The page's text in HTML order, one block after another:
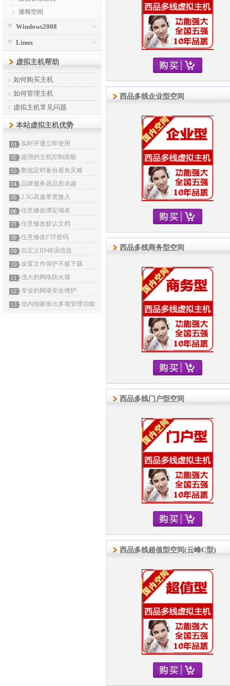
港韩空间
>
Windows2008
>
Linux
虚拟主机帮助
如何购买主机
如何管理主机
虚拟主机常见问题
本站虚拟主机优势
实时开通立即使用
超强的主机控制面板
数据定时备份避免灾难
品牌服务器品质卓越
2.5G高速带宽接入
任意修改绑定域名
任意修改默认文档
任意修改FTP密码
自定义IIS错误信息
设置文件保护不被下载
强大的网络防火墙
专业的网络安全维护
业内独家推出多项管理功能
西品多线企业型空间
西品多线商务型空间
西品多线门户型空间
西品多线超值型空间(云峰C型)